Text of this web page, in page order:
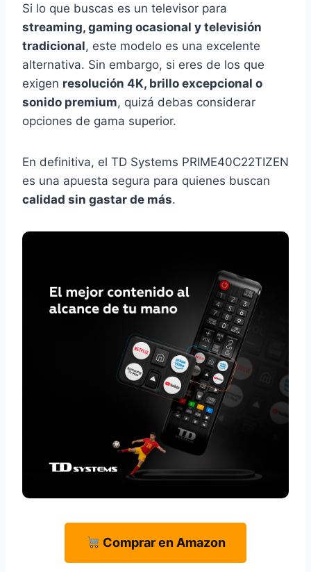
Si lo que buscas es un televisor para
streaming, gaming ocasional y televisión
tradicional, este modelo es una excelente
alternativa. Sin embargo, si eres de los que
exigen resolución 4K, brillo excepcional o
sonido premium, quizá debas considerar
opciones de gama superior.
En definitiva, el TD Systems PRIME40C22TIZEN
es una apuesta segura para quienes buscan
calidad sin gastar de más.
Comprar en Amazon